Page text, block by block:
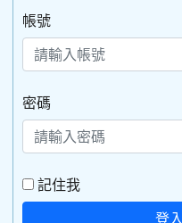
帳號
密碼
記住我
登入